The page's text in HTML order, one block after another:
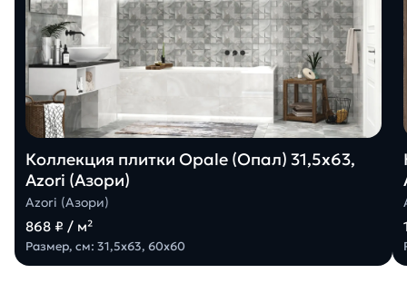
Коллекция плитки Opale (Опал) 31,5х63,
Azori (Азори)
Azori (Азори)
868 ₽ / м²
Размер, см: 31,5х63, 60х60